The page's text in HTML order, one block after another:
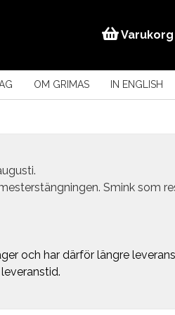
Varukorg
OM GRIMAS IN ENGLISH
Smink som
och har därför längre